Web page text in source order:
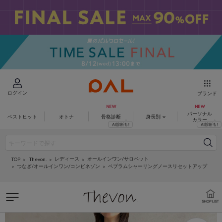
ログイン ブランド
ベストヒット オトナ 骨格診断 身長別
パーソナル
カラー
TOP Thevon. レディース
オールインワン/サロペット
つなぎ/オールインワン/コンビネゾン
ペプラムシャーリングノースリセットアップ